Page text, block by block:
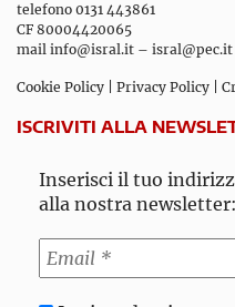
telefono 0131 443861
CF 80004420065
mail info@isral.it – isral@pec.it
Cookie Policy Privacy Policy
ISCRIVITI ALLA
Inserisci il tuo
alla nostra newsletter: